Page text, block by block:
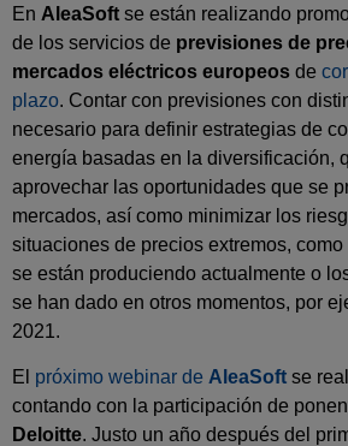
En AleaSoft se están realizando
de los servicios de previsiones de
mercados eléctricos europeos de
plazo. Contar con previsiones con
necesario para definir estrategias de
energía basadas en la diversificación,
aprovechar las oportunidades que se
mercados, así como minimizar los
situaciones de precios extremos,
se están produciendo actualmente o
se han dado en otros momentos, por
2021.
El próximo webinar de AleaSoft se
contando con la participación de
Deloitte. Justo un año después del